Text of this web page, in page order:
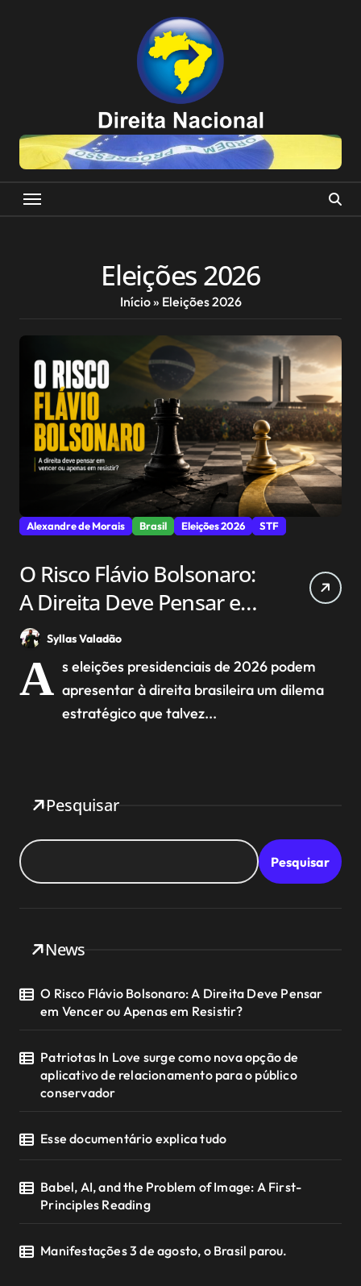
Eleições 2026
Início» Eleições 2026
Alexandre de Morais Brasil Eleições 2026 STF
O Risco Flávio Bolsonaro:
A Direita Deve Pensar em
Vencer ou Apenas em
Resistir?
Syllas Valadão
A s eleições presidenciais de 2026 podem
apresentar à direita brasileira um dilema
estratégico que talvez...
Pesquisar
Pesquisar
News
O Risco Flávio Bolsonaro: A Direita Deve Pensar
em Vencer ou Apenas em Resistir?
Patriotas In Love surge como nova opção de
aplicativo de relacionamento para o público
conservador
Esse documentário explica tudo
Babel, AI, and the Problem of Image: A First-
Principles Reading
Manifestações 3 de agosto, o Brasil parou.